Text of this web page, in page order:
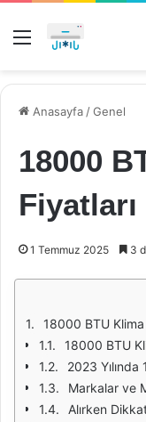
Menü
Anasayfa /Genel
18000
Fiyatları
1 Temmuz 2025 3
18000 BTU
18000 BTU
2023
Markalar ve
Alırken